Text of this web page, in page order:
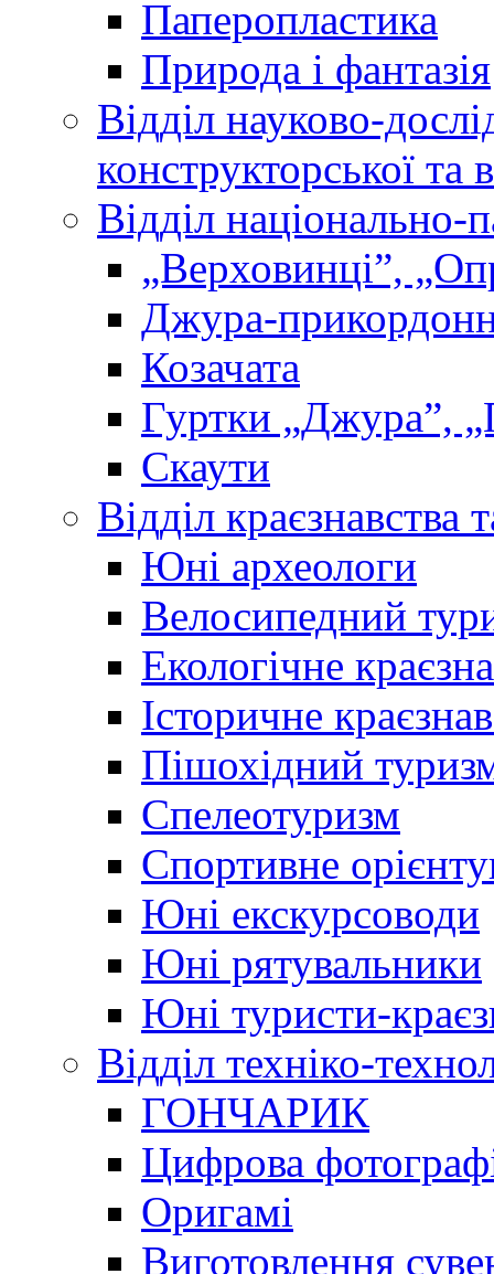
Паперопластика
Природа і фантазія
Відділ науково-
конструкторської та
Відділ національно-
„Верховинці”,
Джура-
Козачата
Гуртки „Джура”,
Скаути
Відділ краєзнавства
Юні археологи
Велосипедний
Екологічне
Історичне
Пішохідний
Спелеотуризм
Спортивне
Юні екскурсоводи
Юні рятувальники
Юні туристи-
Відділ техніко-
ГОНЧАРИК
Цифрова
Оригамі
Виготовлення